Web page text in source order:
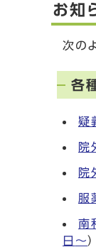
お知
次の
各
疑
院
院
服
南
日 〜）